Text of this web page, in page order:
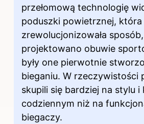
przełomową technologię
poduszki powietrznej, która
zrewolucjonizowała
projektowano obuwie
były one pierwotnie
bieganiu. W rzeczywistości
skupili się bardziej na stylu
codziennym niż na
biegaczy.